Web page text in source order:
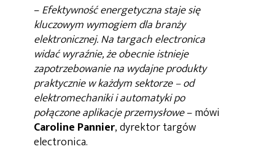
–Efektywność energetyczna staje się
kluczowym wymogiem dla branży
elektronicznej. Na targach electronica
widać wyraźnie, że obecnie istnieje
zapotrzebowanie na wydajne produkty
praktycznie w każdym sektorze – od
elektromechaniki i automatyki po
połączone aplikacje przemysłowe– mówi
Caroline Pannier, dyrektor targów
electronica.